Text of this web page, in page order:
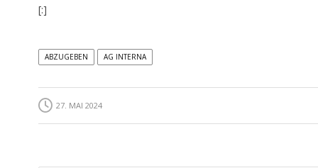
[:]
ABZUGEBEN AG INTERNA
27. MAI 2024